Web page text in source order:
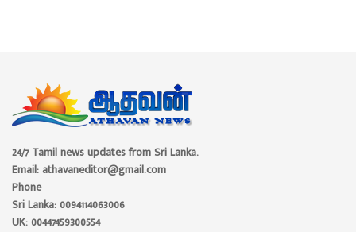
24/7 Tamil news updates from Sri Lanka.
Email: athavaneditor@gmail.com
Phone
Sri Lanka: 0094114063006
UK: 00447459300554